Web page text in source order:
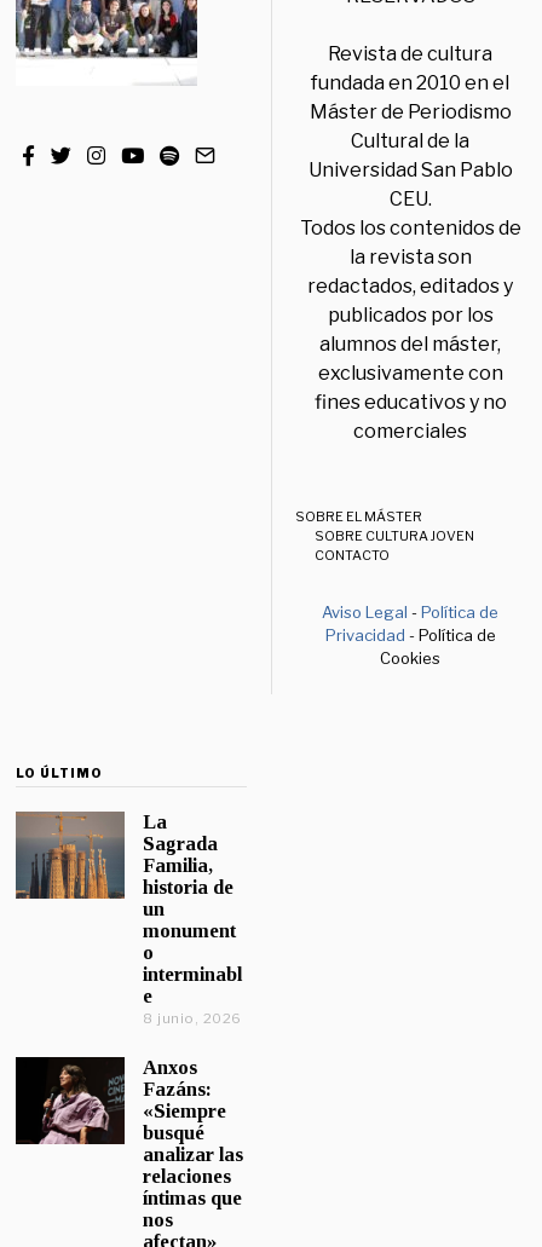
Revista de cultura
fundada en 2010 en el
Máster de Periodismo
Cultural de la
Universidad San Pablo
CEU.
Todos los contenidos de
la revista son
redactados, editados y
publicados por los
alumnos del máster,
exclusivamente con
fines educativos y no
comerciales
SOBRE EL MÁSTER
SOBRE CULTURA JOVEN
CONTACTO
Aviso Legal -Política de
Privacidad - Política de
Cookies
LO ÚLTIMO
La
Sagrada
Familia,
historia de
un
monument
o
interminabl
e
8 junio, 2026
Anxos
Fazáns:
«Siempre
busqué
analizar las
relaciones
íntimas que
nos
afectan»